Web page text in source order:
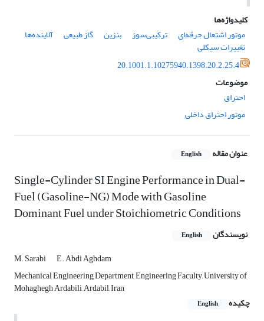
کلیدواژه‌ها
موتور اشتعال جرقه‌ای
ترکیبی‌سوز بنزین گاز طبیعی آلاینده‌ها
تغییرات سیکلی
20.1001.1.10275940.1398.20.2.25.4
موضوعات
احتراق
موتور احتراق داخلی
عنوان مقاله English
Single-Cylinder SI Engine Performance in Dual-
Fuel (Gasoline-NG) Mode with Gasoline
Dominant Fuel under Stoichiometric Conditions
نویسندگان English
M. Sarabi
E. Abdi Aghdam
Mechanical Engineering Department, Engineering Faculty, University of
Mohaghegh Ardabili, Ardabil, Iran
چکیده
English